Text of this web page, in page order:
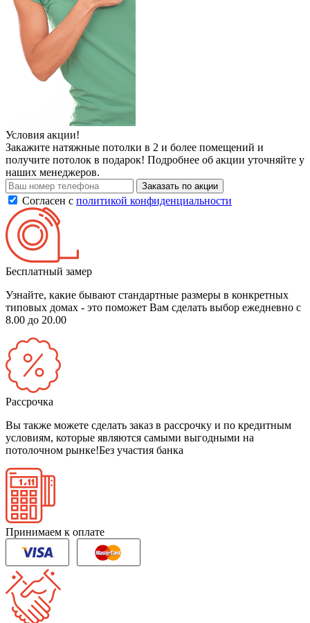
Условия акции!
Закажите натяжные потолки в 2 и более помещений и
получите потолок в подарок! Подробнее об акции уточняйте у
наших менеджеров.
Заказать по акции
Согласен с политикой конфиденциальности
Бесплатный замер
Узнайте, какие бывают стандартные размеры в конкретных
типовых домах - это поможет Вам сделать выбор ежедневно с
8.00 до 20.00
Рассрочка
Вы также можете сделать заказ в рассрочку и по кредитным
условиям, которые являются самыми выгодными на
потолочном рынке!Без участия банка
Принимаем к оплате